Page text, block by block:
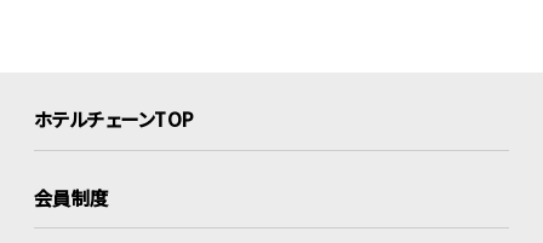
ホテルチェーンTOP
会員制度